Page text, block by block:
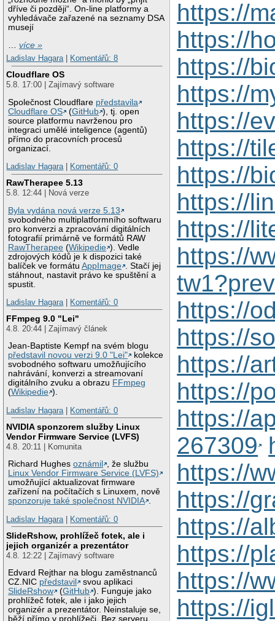
dříve či později“. On-line platformy a
vyhledávače zařazené na seznamy DSA
musejí
…více »
Ladislav Hagara| Komentářů: 8
Cloudflare OS
5.8. 17:00 | Zajímavý software
Společnost Cloudflare představila
Cloudflare OS
(GitHub ), tj. open
source platformu navrženou pro
integraci umělé inteligence (agentů)
přímo do pracovních procesů
organizací.
Ladislav Hagara| Komentářů: 0
RawTherapee 5.13
5.8. 12:44 | Nová verze
Byla vydána nová verze 5.13
svobodného multiplatformního softwaru
pro konverzi a zpracování digitálních
fotografií primárně ve formátů RAW
RawTherapee (Wikipedie ). Vedle
zdrojových kódů je k dispozici také
balíček ve formátuAppImage
. Stačí jej
stáhnout, nastavit právo ke spuštění a
spustit.
Ladislav Hagara| Komentářů: 0
FFmpeg 9.0 "Lei"
4.8. 20:44 | Zajímavý článek
Jean-Baptiste Kempf na svém blogu
představil novou verzi 9.0 "Lei"
kolekce
svobodného softwaru umožňujícího
nahrávání, konverzi a streamovaní
digitálního zvuku a obrazu FFmpeg
(Wikipedie ).
Ladislav Hagara| Komentářů: 0
NVIDIA sponzorem služby Linux
Vendor Firmware Service (LVFS)
4.8. 20:11 | Komunita
Richard Hughesoznámil
, že službu
Linux Vendor Firmware Service (LVFS)
umožňující aktualizovat firmware
zařízení na počítačích s Linuxem, nově
sponzoruje také společnost NVIDIA .
Ladislav Hagara| Komentářů: 0
SlideRshow, prohlížeč fotek, ale i
jejich organizér a prezentátor
4.8. 12:22 | Zajímavý software
Edvard Rejthar na blogu zaměstnanců
CZ.NIC představil
svou aplikaci
SlideRshow
(GitHub ). Funguje jako
prohlížeč fotek, ale i jako jejich
organizér a prezentátor. Neinstaluje se,
běží přímo v prohlížeči. Bez serveru.
https://
https://
https://
https://
https://
https://
https://
https://
https://
https://
https://
https://
https://
https://
https://
267309
https://
https://
https://
https://
https://
https://